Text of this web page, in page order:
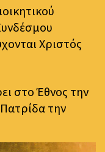
Χριστός
στο Έθνος την
την